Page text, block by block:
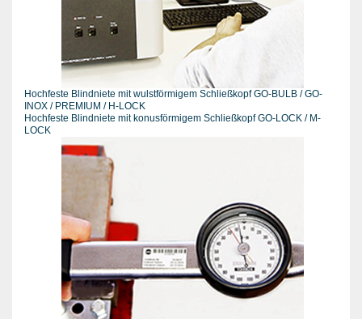
Hochfeste Blindniete mit wulstförmigem Schließkopf GO-BULB / GO-
INOX / PREMIUM / H-LOCK
Hochfeste Blindniete mit konusförmigem Schließkopf GO-LOCK / M-
LOCK